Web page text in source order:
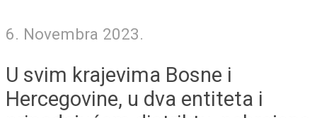
6. Novembra 2023.
U svim krajevima Bosne i
Hercegovine, u dva entiteta i